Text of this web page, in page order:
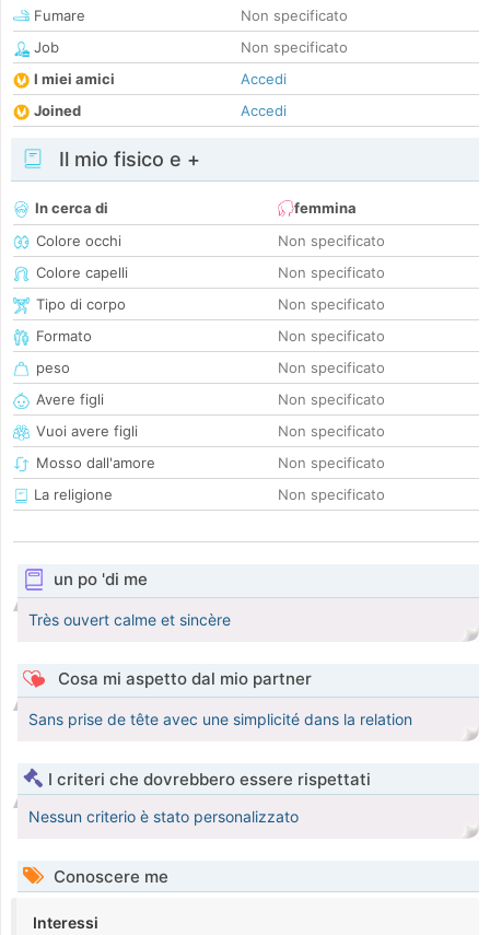
Fumare
Non specificato
Job
Non specificato
I miei amici
Accedi
Joined
Accedi
Il mio fisico e +
In cerca di
femmina
Colore occhi
Non specificato
Colore capelli
Non specificato
Tipo di corpo
Non specificato
Formato
Non specificato
peso
Non specificato
Avere figli
Non specificato
Vuoi avere figli
Non specificato
Mosso dall'amore
Non specificato
La religione
Non specificato
un po 'di me
Très ouvert calme et sincère
Cosa mi aspetto dal mio partner
Sans prise de tête avec une simplicité dans la relation
I criteri che dovrebbero essere rispettati
Nessun criterio è stato personalizzato
Conoscere me
Interessi